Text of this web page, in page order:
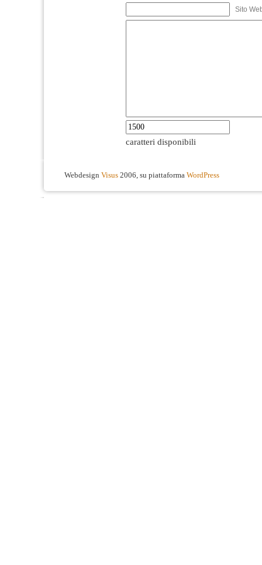
Sito
caratteri disponibili
Webdesign Visus 2006, su piattaforma WordPress